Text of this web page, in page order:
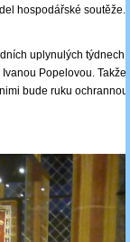
hospodářské soutěže.
uplynulých týdnech
Popelovou.
bude ruku